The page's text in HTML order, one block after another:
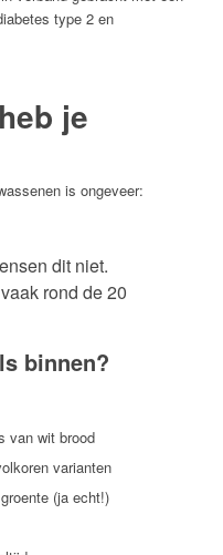
type 2 en
je
is ongeveer:
dit niet.
rond de 20
binnen?
van wit brood
varianten
(ja echt!)